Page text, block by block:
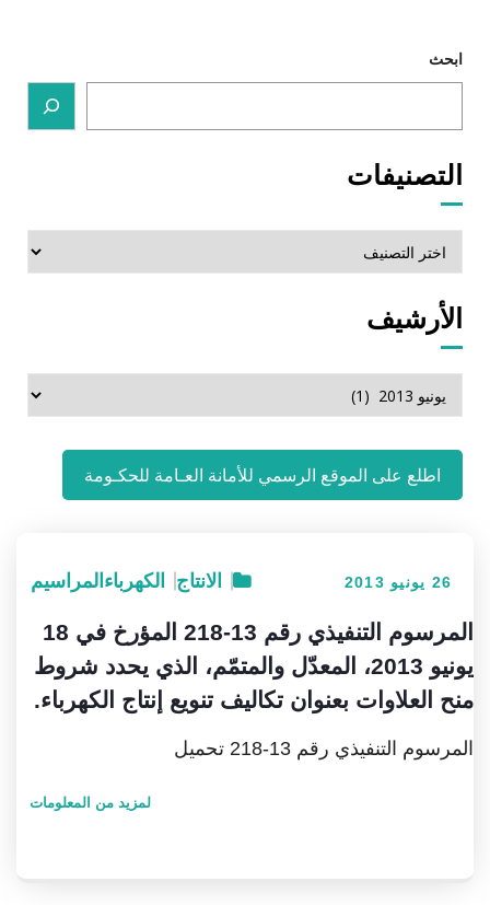
26 يونيو 2013 الانتاج الكهرباء المراسيم
المرسوم التنفيذي رقم 13-218 المؤرخ في 18
يونيو 2013، المعدّل والمتمّم، الذي يحدد شروط
منح العلاوات بعنوان تكاليف تنويع إنتاج الكهرباء.
المرسوم التنفيذي رقم 13-218 تحميل
لمزيد من المعلومات
ابحث
التصنيفات
التصنيفات
الأرشيف
الأرشيف
اطلع على الموقع الرسمي للأمانة العـامة للحكـومة